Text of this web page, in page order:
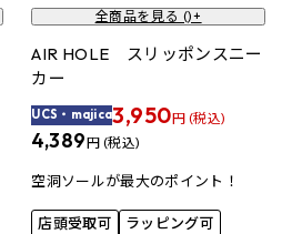
全商品を見る ()+
AIR HOLE スリッポンスニー
カー
UCS・majica3,950円 (税込)
4,389円 (税込)
空洞ソールが最大のポイント！
店頭受取可
ラッピング可